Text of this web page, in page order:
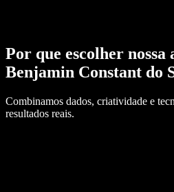
Por que escolher nossa
Benjamin Constant do
Combinamos dados, criatividade e
resultados reais.